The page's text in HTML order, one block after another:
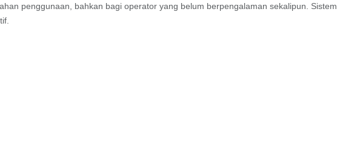
penggunaan, bahkan bagi operator yang belum berpengalaman sekalipun. Sistem